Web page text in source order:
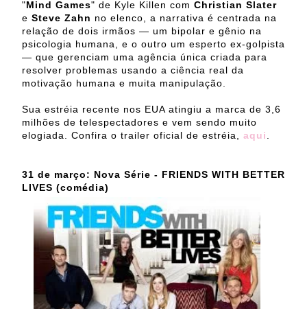
"Mind Games" de Kyle Killen com Christian Slater
e Steve Zahn no elenco, a narrativa é centrada na
relação de dois irmãos — um bipolar e gênio na
psicologia humana, e o outro um esperto ex-golpista
— que gerenciam uma agência única criada para
resolver problemas usando a ciência real da
motivação humana e muita manipulação.
Sua estréia recente nos EUA atingiu a marca de 3,6
milhões de telespectadores e vem sendo muito
elogiada. Confira o trailer oficial de estréia, aqui.
31 de março: Nova Série - FRIENDS WITH BETTER
LIVES (comédia)